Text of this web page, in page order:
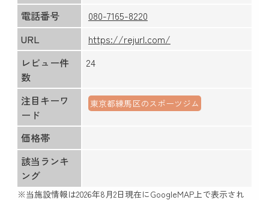
電話番号
080-7165-8220
URL
https://rejurl.com/
レビュー件
数
24
注目キーワ
ード
東京都練馬区のスポーツジム
価格帯
該当ランキ
ング
※当施設情報は2026年8月2日現在にGoogleMAP上で表示され